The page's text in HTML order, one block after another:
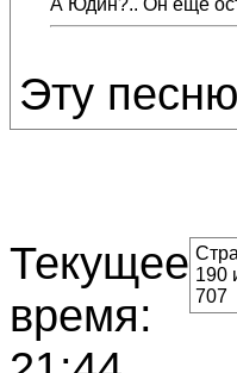
А Юдин?.. Он еще
Эту
Текущее
время:
190
707